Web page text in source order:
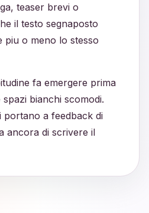
teaser brevi o
il testo segnaposto
o meno lo stesso
fa emergere prima
bianchi scomodi.
portano a feedback di
ancora di scrivere il